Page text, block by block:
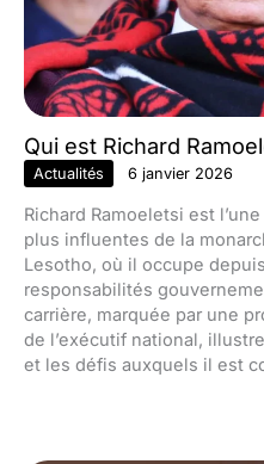
Qui est Richard
Actualités 6 janvier 2026
Richard Ramoeletsi est
plus influentes de la
Lesotho, où il occupe
responsabilités
carrière, marquée par une
de l’exécutif national,
et les défis auxquels il est